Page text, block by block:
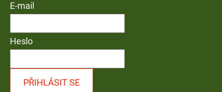
E-mail
Heslo
PŘIHLÁSIT SE